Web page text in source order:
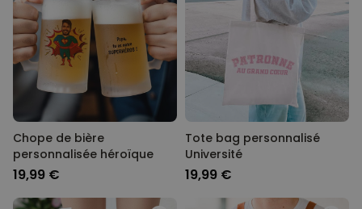
Chope de bière
personnalisée héroïque
19,99 €
Tote bag personnalisé
Université
19,99 €